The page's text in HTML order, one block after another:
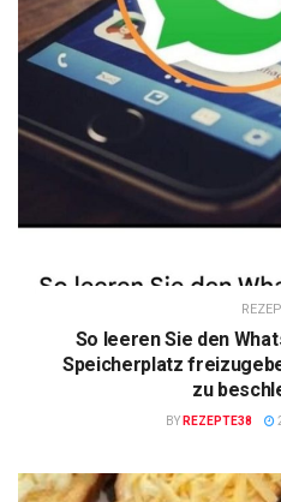
So leeren Sie den
Speicherplatz
zu
BY REZEPTE38